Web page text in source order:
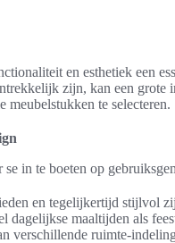
en esthetiek een
zijn, kan een grote
te selecteren.
in te boeten op
en tegelijkertijd stijlvol
dagelijkse maaltijden als
verschillende ruimte-